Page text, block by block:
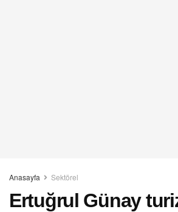
Anasayfa Sektörel
Ertuğrul Günay